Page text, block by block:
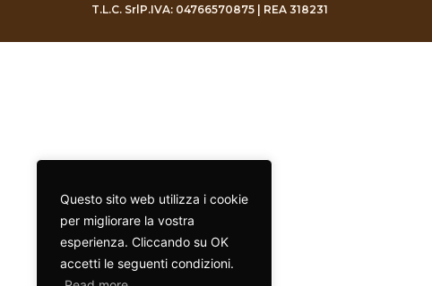
Questo sito web utilizza i cookie
per migliorare la vostra
esperienza. Cliccando su OK
accetti le seguenti condizioni.
T.L.C. Srl P.IVA: 04766570875 | REA 318231